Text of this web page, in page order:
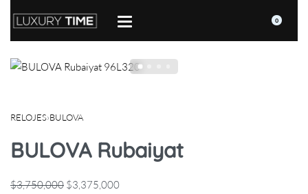
0
RELOJES›BULOVA
BULOVA Rubaiyat
$3,750,000 $3,375,000